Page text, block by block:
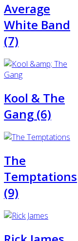
Average
White Band
(7)
Kool & The
Gang (6)
The
Temptations
(9)